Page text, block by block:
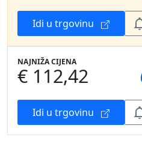
Idi u trgovinu
NAJNIŽA CIJENA
€ 112,42
Idi u trgovinu